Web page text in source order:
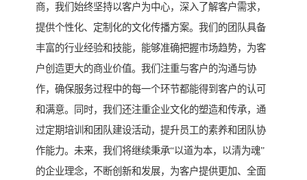
商，我们始终坚持以客户为中心，深入了解客户需求，
提供个性化、定制化的文化传播方案。我们的团队具备
丰富的行业经验和技能，能够准确把握市场趋势，为客
户创造更大的商业价值。我们注重与客户的沟通与协
作，确保服务过程中的每一个环节都能得到客户的认可
和满意。同时，我们还注重企业文化的塑造和传承，通
过定期培训和团队建设活动，提升员工的素养和团队协
作能力。未来，我们将继续秉承“以道为本，以清为魂”
的企业理念，不断创新和发展，为客户提供更加、全面